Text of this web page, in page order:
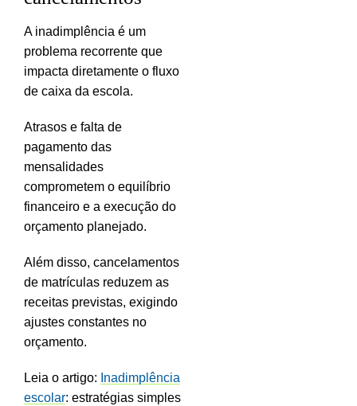
A inadimplência é um
problema recorrente que
impacta diretamente o fluxo
de caixa da escola.
Atrasos e falta de
pagamento das
mensalidades
comprometem o equilíbrio
financeiro e a execução do
orçamento planejado.
Além disso, cancelamentos
de matrículas reduzem as
receitas previstas, exigindo
ajustes constantes no
orçamento.
Leia o artigo: Inadimplência
escolar: estratégias simples